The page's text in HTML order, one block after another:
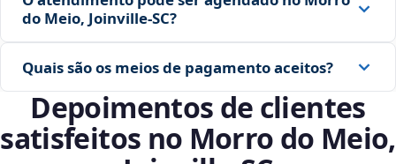
do Meio, Joinville‑SC?
Quais são os meios de pagamento aceitos?
Depoimentos de clientes
satisfeitos no Morro do Meio,